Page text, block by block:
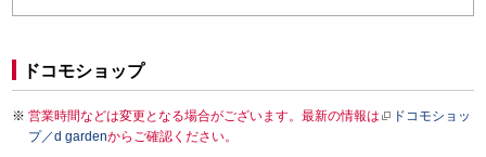
ドコモショップ
営業時間などは変更となる場合がございます。最新の情報は
ドコモショッ
プ／d gardenからご確認ください。